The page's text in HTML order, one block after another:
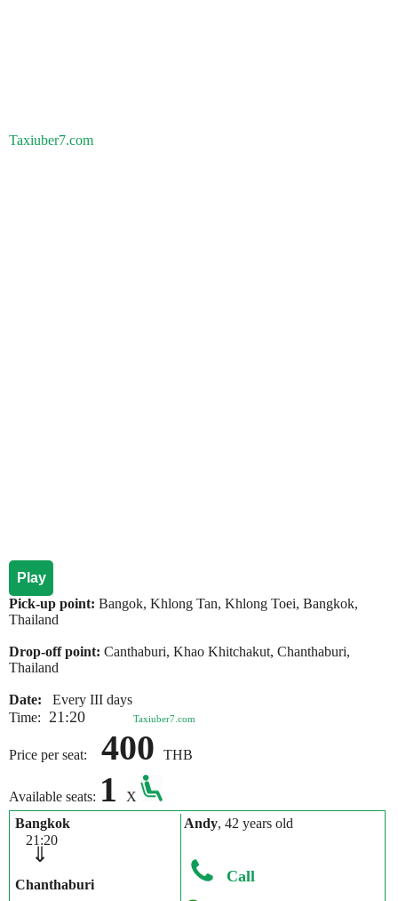
Taxiuber7.com
Play
Pick-up point: Bangok, Khlong Tan, Khlong Toei, Bangkok,
Thailand
Drop-off point: Canthaburi, Khao Khitchakut, Chanthaburi,
Thailand
Date:
Every III days
Time: 21:20 Taxiuber7.com
Price per seat: 400 THB
Available seats: 1
X
Bangkok
21:20
⇓
Chanthaburi
Andy, 42 years old
Call